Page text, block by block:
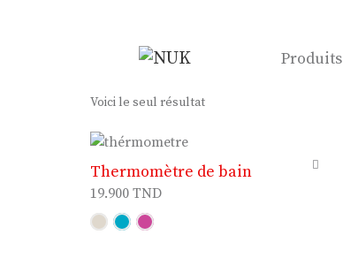
Produits
Voici le seul résultat
Thermomètre de bain
19.900 TND